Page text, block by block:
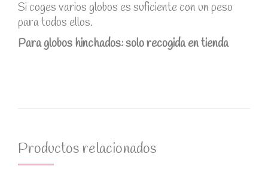
Si coges varios globos es suficiente con un peso
para todos ellos.
Para globos hinchados: solo recogida en tienda
Productos relacionados